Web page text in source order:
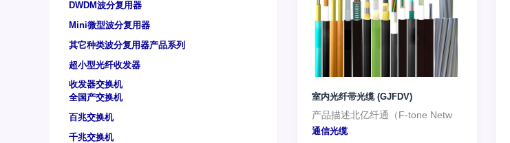
DWDM波分复用器
Mini微型波分复用器
其它种类波分复用器产品系列
超小型光纤收发器
收发器交换机
全国产交换机
百兆交换机
千兆交换机
室内光纤带光缆 (GJFDV)
产品描述北亿纤通（F-tone Netw
通信光缆